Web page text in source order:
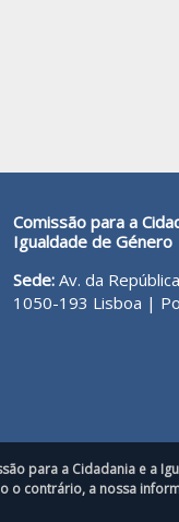
Comissão para a
Igualdade de Género
Sede: Av. da
1050-193 Lisboa |
para a Cidadania e a
o contrário, a nossa